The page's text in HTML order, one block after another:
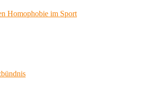
Homophobie im Sport